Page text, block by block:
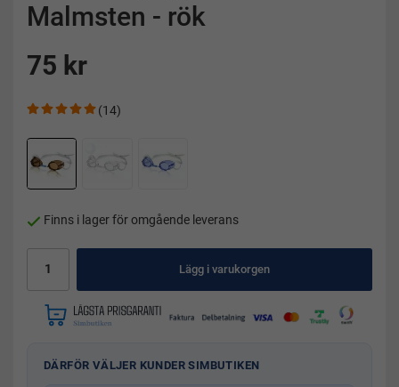
Malmsten - rök
75 kr
(14)
Finns i lager för omgående leverans
Lägg i varukorgen
DÄRFÖR VÄLJER KUNDER SIMBUTIKEN